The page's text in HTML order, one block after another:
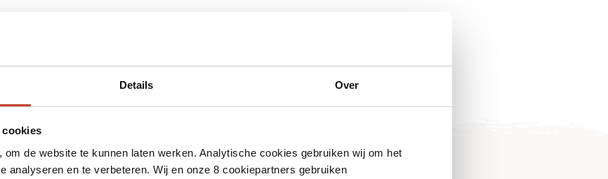
Details Over
cookies
de website te kunnen laten werken. Analytische cookies gebruiken wij om het
analyseren en te verbeteren. Wij en onze 8 cookiepartners gebruiken